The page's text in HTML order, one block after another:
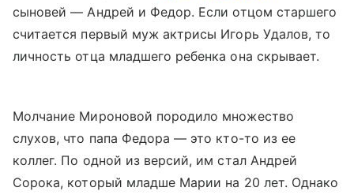
сыновей — Андрей и Федор. Если отцом старшего
считается первый муж актрисы Игорь Удалов, то
личность отца младшего ребенка она скрывает.
Молчание Мироновой породило множество
слухов, что папа Федора — это кто-то из ее
коллег. По одной из версий, им стал Андрей
Сорока, который младше Марии на 20 лет. Однако